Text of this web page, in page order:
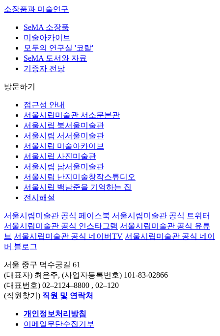
현재
예정
과거
소장품과 미술연구
SeMA 소장품
미술아카이브
모두의 연구실 '코랄'
SeMA 도서와 자료
기증자 전당
방문하기
접근성 안내
서울시립미술관 서소문본관
서울시립 북서울미술관
서울시립 서서울미술관
서울시립 미술아카이브
서울시립 사진미술관
서울시립 남서울미술관
서울시립 난지미술창작스튜디오
서울시립 백남준을 기억하는 집
전시해설
서울시립미술관 공식 페이스북
서울시립미술관 공식 인스타그램
브 서울시립미술관 공식 네이버TV 서울시립미술관 공식 네이
버 블로그
서울 중구 덕수궁길 61
(대표자) 최은주, (사업자등록번호) 101-83-02866
(대표번호)02–2124–8800, 02–120
(직원찾기)
직원 및 연락처